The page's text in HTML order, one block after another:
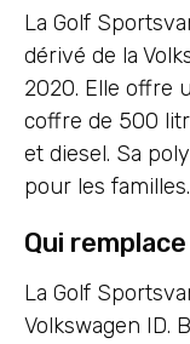
La Golf
dérivé de la
2020. Elle offre
coffre de 500
et diesel. Sa
pour les familles.
Qui
La Golf
Volkswagen ID.